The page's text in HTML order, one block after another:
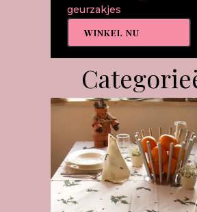
geurzakjes
WINKEL NU